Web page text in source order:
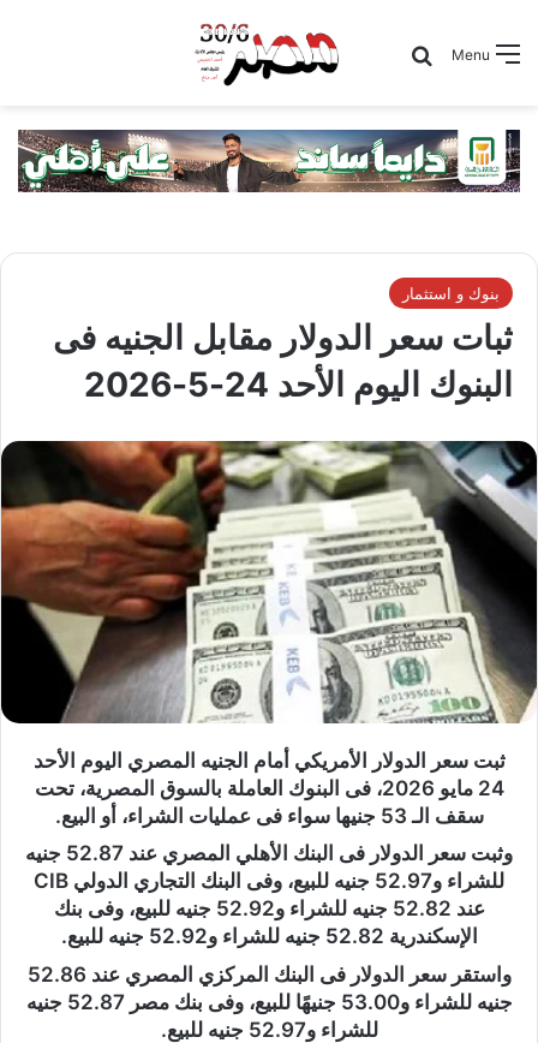
Menu
Search for
بنوك و استثمار
ثبات سعر الدولار مقابل الجنيه فى
البنوك اليوم الأحد 24-5-2026
ثبت سعر الدولار الأمريكي أمام الجنيه المصري اليوم الأحد
24 مايو 2026، فى البنوك العاملة بالسوق المصرية، تحت
سقف الـ 53 جنيها سواء فى عمليات الشراء، أو البيع.
وثبت سعر الدولار فى البنك الأهلي المصري عند 52.87 جنيه
للشراء و52.97 جنيه للبيع، وفى البنك التجاري الدولي CIB
عند 52.82 جنيه للشراء و52.92 جنيه للبيع، وفى بنك
الإسكندرية 52.82 جنيه للشراء و52.92 جنيه للبيع.
واستقر سعر الدولار فى البنك المركزي المصري عند 52.86
جنيه للشراء و53.00 جنيهًا للبيع، وفى بنك مصر 52.87 جنيه
للشراء و52.97 جنيه للبيع.